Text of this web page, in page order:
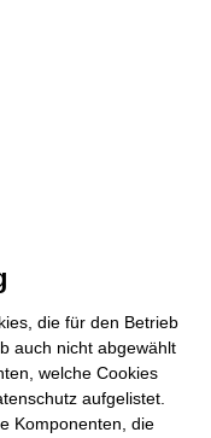
die für den Betrieb
auch nicht abgewählt
welche Cookies
aufgelistet.
Komponenten, die